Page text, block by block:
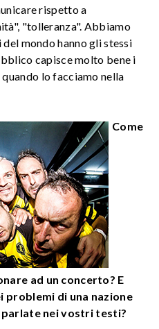
rispetto a
"tolleranza". Abbiamo
mondo hanno gli stessi
capisce molto bene i
lo facciamo nella
Come
ad un concerto? E
problemi di una nazione
nei vostri testi?